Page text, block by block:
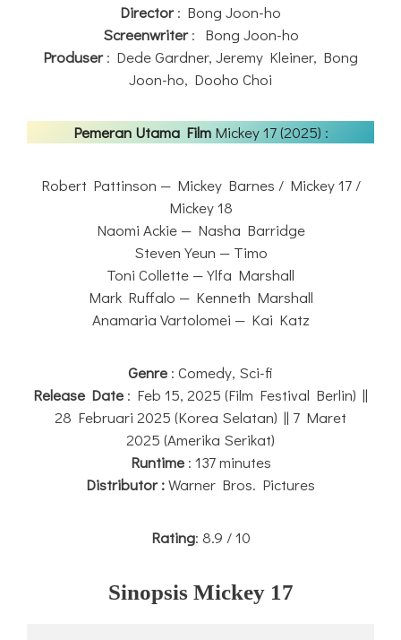
Director: Bong Joon-ho
Screenwriter: Bong Joon-ho
Produser: Dede Gardner, Jeremy Kleiner, Bong
Joon-ho, Dooho Choi
Pemeran Utama Film Mickey 17 (2025) :
Robert Pattinson — Mickey Barnes / Mickey 17 /
Mickey 18
Naomi Ackie — Nasha Barridge
Steven Yeun — Timo
Toni Collette — Ylfa Marshall
Mark Ruffalo — Kenneth Marshall
Anamaria Vartolomei — Kai Katz
Genre : Comedy, Sci-fi
Release Date : Feb 15, 2025 (Film Festival Berlin) ||
28 Februari 2025 (Korea Selatan) || 7 Maret
2025 (Amerika Serikat)
Runtime : 137 minutes
Distributor :Warner Bros. Pictures
Rating: 8.9 / 10
Sinopsis Mickey 17